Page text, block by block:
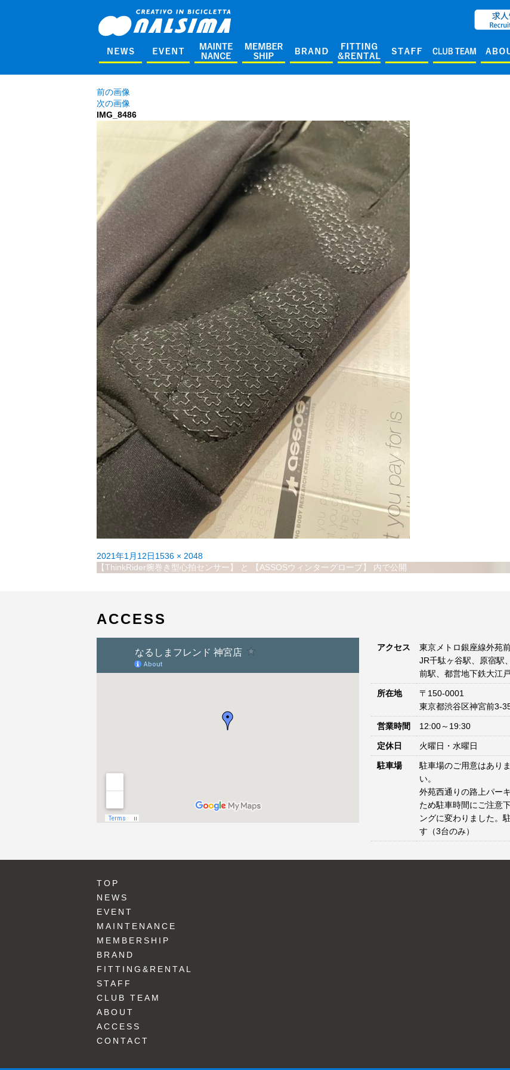
前の画像
次の画像
IMG_8486
投
稿
2021年1月12日フ
ル
1536 × 2048
投
ゲ
ー
【ThinkRider腕巻き型心拍センサー】 と 【ASSOSウィンターグローブ】 内で公開
ACCESS
アクセス
東京メトロ銀座線外苑
JR千駄ヶ谷駅、原宿駅
前駅、都営地下鉄大江
所在地
〒150-0001
東京都渋谷区神宮前3-
営業時間 12:00～19:30
定休日 火曜日・水曜日
駐車場
駐車場のご用意はあり
い。
外苑西通りの路上パー
ため駐車時間にご注意
ングに変わりました。
す（3台のみ）
TOP
NEWS
EVENT
MAINTENANCE
MEMBERSHIP
BRAND
FITTING&RENTAL
STAFF
CLUB TEAM
ABOUT
ACCESS
CONTACT